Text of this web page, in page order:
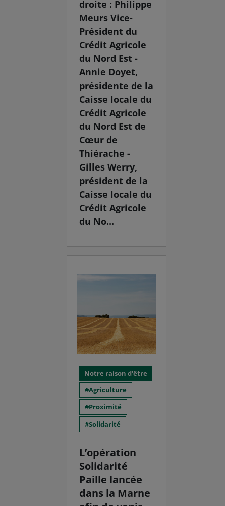
droite : Philippe
Meurs Vice-
Président du
Crédit Agricole
du Nord Est -
Annie Doyet,
présidente de la
Caisse locale du
Crédit Agricole
du Nord Est de
Cœur de
Thiérache -
Gilles Werry,
président de la
Caisse locale du
Crédit Agricole
du No...
Notre raison d'être
Agriculture
Proximité
Solidarité
L’opération
Solidarité
Paille lancée
dans la Marne